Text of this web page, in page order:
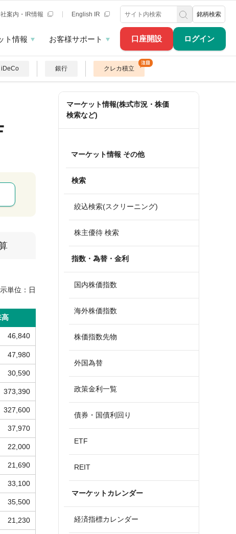
口座開設 ログイン
案内・IR情報 English IR 銘柄検索
ト情報 お客様サポート
iDeCo 銀行 クレカ積立
単位： 日
高
46,840
47,980
30,590
373,390
327,600
37,970
22,000
21,690
33,100
35,500
21,230
マーケット情報(株式市況・株価
検索など)
マーケット情報 その他
検索
絞込検索(スクリーニング)
株主優待 検索
指数・為替・金利
国内株価指数
海外株価指数
株価指数先物
外国為替
政策金利一覧
債券・国債利回り
ETF
REIT
マーケットカレンダー
経済指標カレンダー